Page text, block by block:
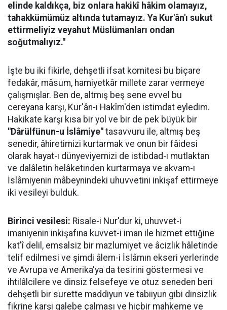
elinde kaldıkça, biz onlara hakikî hâkim olamayız,
tahakkümümüz altında tutamayız. Ya Kur'ân'ı sukut
ettirmeliyiz veyahut Müslümanları ondan
soğutmalıyız."
İşte bu iki fikirle, dehşetli ifsat komitesi bu biçare
fedakâr, mâsum, hamiyetkâr millete zarar vermeye
çalışmışlar. Ben de, altmış beş sene evvel bu
cereyana karşı, Kur'ân-ı Hakîm'den istimdat eyledim.
Hakikate karşı kısa bir yol ve bir de pek büyük bir
"Dârülfünun-u İslâmiye" tasavvuru ile, altmış beş
senedir, âhiretimizi kurtarmak ve onun bir fâidesi
olarak hayat-ı dünyeviyemizi de istibdad-ı mutlaktan
ve dalâletin helâketinden kurtarmaya ve akvam-ı
İslâmiyenin mâbeynindeki uhuvvetini inkişaf ettirmeye
iki vesileyi bulduk.
Birinci vesilesi: Risale-i Nur'dur ki, uhuvvet-i
imaniyenin inkişafına kuvvet-i iman ile hizmet ettiğine
kat'î delil, emsalsiz bir mazlumiyet ve âcizlik hâletinde
telif edilmesi ve şimdi âlem-i İslâmın ekseri yerlerinde
ve Avrupa ve Amerika'ya da tesirini göstermesi ve
ihtilâlcilere ve dinsiz felsefeye ve otuz seneden beri
dehşetli bir surette maddiyun ve tabiiyun gibi dinsizlik
fikrine karşı galebe çalması ve hiçbir mahkeme ve